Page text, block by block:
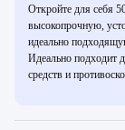
Откройте для себя
высокопрочную,
идеально
Идеально подходит
средств и